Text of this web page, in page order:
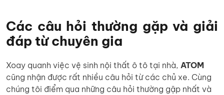
Các câu hỏi thường gặp và giải
đáp từ chuyên gia
Xoay quanh việc vệ sinh nội thất ô tô tại nhà, ATOM
cũng nhận được rất nhiều câu hỏi từ các chủ xe. Cùng
chúng tôi điểm qua những câu hỏi thường gặp nhất và